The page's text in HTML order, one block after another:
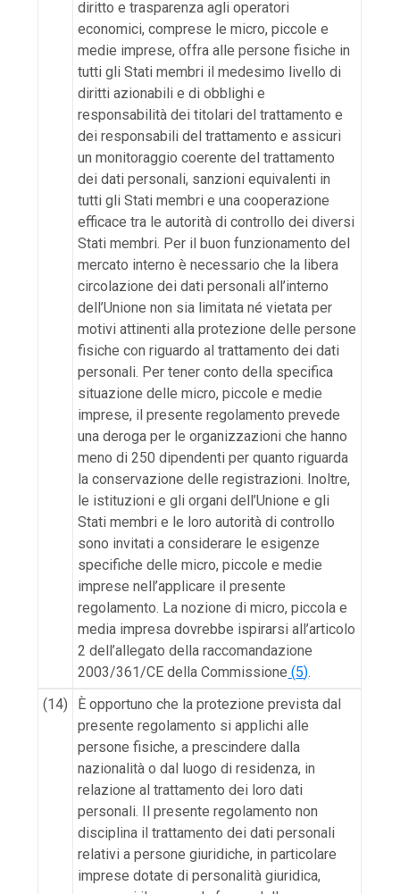
diritto e trasparenza agli operatori
economici, comprese le micro, piccole e
medie imprese, offra alle persone fisiche in
tutti gli Stati membri il medesimo livello di
diritti azionabili e di obblighi e
responsabilità dei titolari del trattamento e
dei responsabili del trattamento e assicuri
un monitoraggio coerente del trattamento
dei dati personali, sanzioni equivalenti in
tutti gli Stati membri e una cooperazione
efficace tra le autorità di controllo dei diversi
Stati membri. Per il buon funzionamento del
mercato interno è necessario che la libera
circolazione dei dati personali all’interno
dell’Unione non sia limitata né vietata per
motivi attinenti alla protezione delle persone
fisiche con riguardo al trattamento dei dati
personali. Per tener conto della specifica
situazione delle micro, piccole e medie
imprese, il presente regolamento prevede
una deroga per le organizzazioni che hanno
meno di 250 dipendenti per quanto riguarda
la conservazione delle registrazioni. Inoltre,
le istituzioni e gli organi dell’Unione e gli
Stati membri e le loro autorità di controllo
sono invitati a considerare le esigenze
specifiche delle micro, piccole e medie
imprese nell’applicare il presente
regolamento. La nozione di micro, piccola e
media impresa dovrebbe ispirarsi all’articolo
2 dell’allegato della raccomandazione
2003/361/CE della Commissione (5).
(14)
È opportuno che la protezione prevista dal
presente regolamento si applichi alle
persone fisiche, a prescindere dalla
nazionalità o dal luogo di residenza, in
relazione al trattamento dei loro dati
personali. Il presente regolamento non
disciplina il trattamento dei dati personali
relativi a persone giuridiche, in particolare
imprese dotate di personalità giuridica,